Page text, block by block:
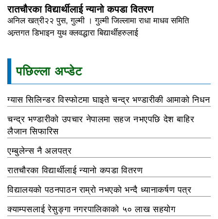
रातचौरका विद्यार्थीलाई न्यानो कपडा वितरण
अनिल खत्री२२ पुस, गुल्मी । गुल्मी जिल्लामा राधा माधव समिति
अन्र्तगत डिभाइन युथ क्लवद्धारा बिद्यार्थीहरुलाई
पछिल्ला अप्डेट
ग्यास सिलिन्डर विस्फोटमा घाइते चन्द्र भण्डारीकी आमाको निधन
चन्द्र भण्डारीको उपचार नेपालमा सहज नभएपछि देश बाहिर
लैजान सिफारिस
एम्बुलेन्स नै अलपत्र
रातचौरका विद्यार्थीलाई न्यानो कपडा वितरण
विद्यालयको पठनपाठन राम्रो नभएको भन्दै ध्यानाकर्षण पत्र
क्याम्पसलाई रेसुङ्गा नगरपालिकाको ५० लाख सहयोग